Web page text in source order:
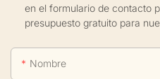
en el formulario de contacto
presupuesto gratuito para
Nombre